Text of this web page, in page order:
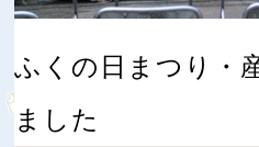
ふくの日まつり・
ました